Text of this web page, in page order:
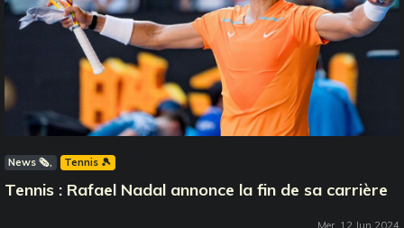
News 🗞️ Tennis 🎾
Tennis : Rafael Nadal annonce la fin de sa carrière
Mer, 12 Jun 2024